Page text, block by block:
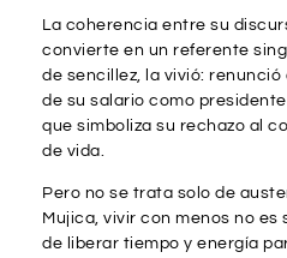
La coherencia entre su
convierte en un referente
de sencillez, la vivió:
de su salario como
que simboliza su rechazo al
de vida.
Pero no se trata solo de
Mujica, vivir con menos no
de liberar tiempo y energía